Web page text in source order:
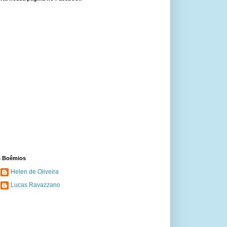
Boêmios
Helen de Oliveira
Lucas Ravazzano